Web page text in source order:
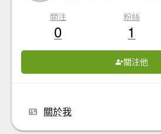
關注
0
粉絲
1
關注他
關於我